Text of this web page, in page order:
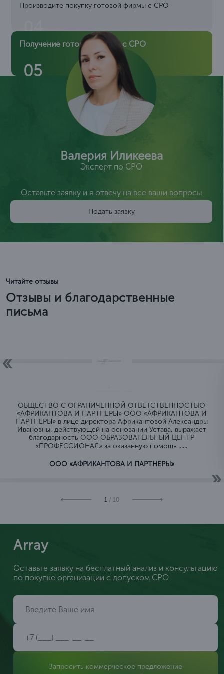
Производите покупку готовой фирмы с СРО
04
Получение готовой фирмы с СРО
05
Валерия Иликеева
Эксперт по СРО
Оставьте заявку и я отвечу на все ваши вопросы
Подать заявку
Читайте отзывы
Отзывы и благодарственные
письма
ОБЩЕСТВО C ОГРАНИЧЕННОЙ ОТВЕТСТВЕННОСТЬЮ
«АФРИКАНТОВА И ПАРТНЕРЫ» ООО «АФРИКАНТОВА И
ПАРТНЕРЫ» в лице директора Африкантовой Александры
Ивановны, действующей на основании Устава, выражает
благодарность ООО ОБРАЗОВАТЕЛЬНЫЙ ЦЕНТР
«ПРОФЕССИОНАЛ» за оказанную помощь ...
ООО «АФРИКАНТОВА И ПАРТНЕРЫ»
1 / 10
Array
Оставьте заявку на бесплатный анализ и консультацию
по покупке организации с допуском СРО
Запросить коммерческое предложение